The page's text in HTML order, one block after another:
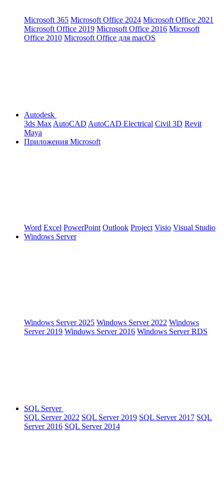
Microsoft 365 Microsoft Office 2024 Microsoft Office 2021
Microsoft Office 2019 Microsoft Office 2016 Microsoft
Office 2010 Microsoft Office для macOS
Autodesk
3ds Max AutoCAD AutoCAD Electrical Civil 3D Revit
Maya
Приложения Microsoft
Word Excel PowerPoint Outlook Project Visio Visual Studio
Windows Server
Windows Server 2025 Windows Server 2022 Windows
Server 2019 Windows Server 2016 Windows Server RDS
SQL Server
SQL Server 2022 SQL Server 2019 SQL Server 2017 SQL
Server 2016 SQL Server 2014